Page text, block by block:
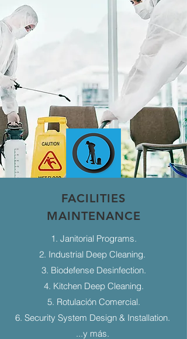
FACILITIES
MAINTENANCE
1. Janitorial Programs.
2. Industrial Deep Cleaning.
3. Biodefense Desinfection.
4. Kitchen Deep Cleaning.
5. Rotulación Comercial.
6. Security System Design & Installation.
...y más.